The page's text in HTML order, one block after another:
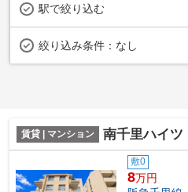
駅で絞り込む
絞り込み条件： なし
賃貸 | マンション 南千里ハイツ
敷0
8万円